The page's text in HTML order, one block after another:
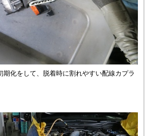
期化をして、脱着時に割れやすい配線カプラ